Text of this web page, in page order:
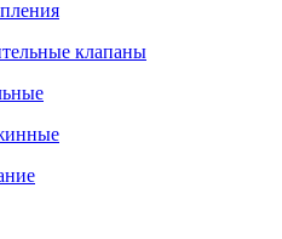
клапаны